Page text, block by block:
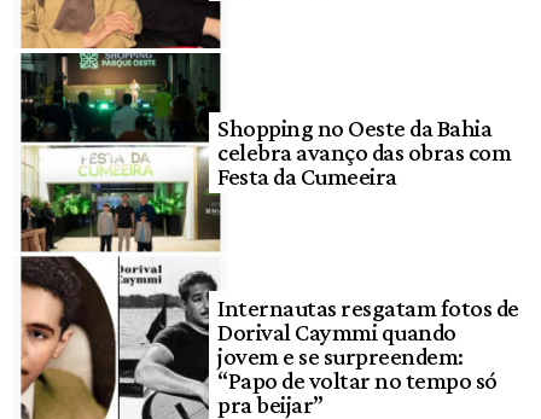
Shopping no Oeste da Bahia
celebra avanço das obras com
Festa da Cumeeira
Internautas resgatam fotos de
Dorival Caymmi quando
jovem e se surpreendem:
“Papo de voltar no tempo só
pra beijar”